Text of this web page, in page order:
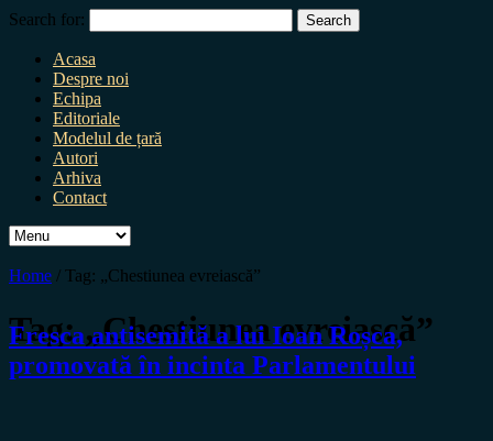
Search for:
Acasa
Despre noi
Echipa
Editoriale
Modelul de țară
Autori
Arhiva
Contact
Home / Tag: „Chestiunea evreiască”
Tag:„Chestiunea evreiască”
Fresca antisemită a lui Ioan Roșca,
promovată în incinta Parlamentului